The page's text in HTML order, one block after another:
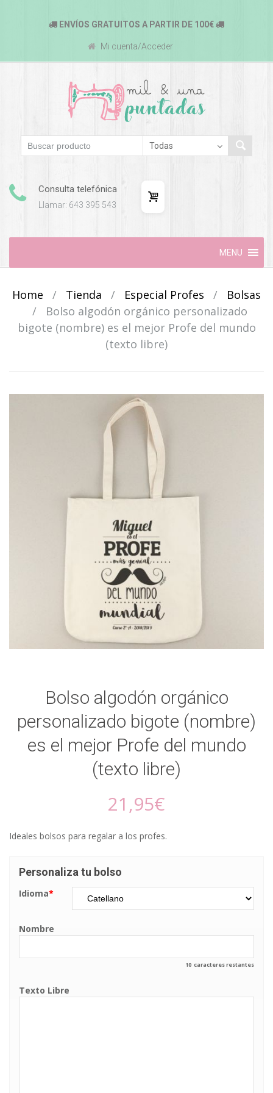
ENVÍOS GRATUITOS A PARTIR DE 100€
Mi cuenta/Acceder
Consulta telefónica
Llamar: 643 395 543
content
MENU
Home / Tienda / Especial Profes /
Bolsas
/
Bolso algodón orgánico personalizado
bigote (nombre) es el mejor Profe del mundo
(texto libre)
Bolso algodón orgánico
personalizado bigote (nombre)
es el mejor Profe del mundo
(texto libre)
21,95€
Ideales bolsos para regalar a los profes.
Personaliza tu bolso
Idioma*
Nombre
10 caracteres restantes
Texto Libre